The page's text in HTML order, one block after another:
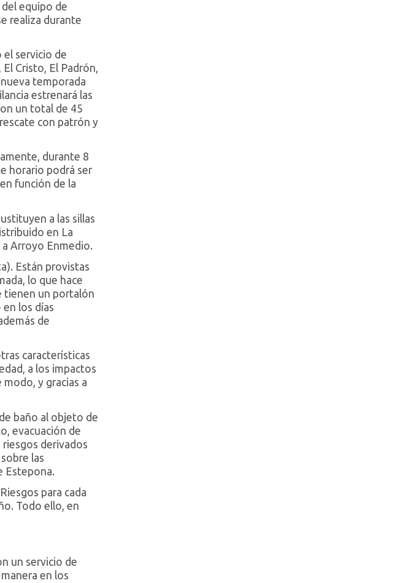
equipo de
realiza durante
el servicio de
Cristo, El Padrón,
temporada
estrenará las
un total de 45
con patrón y
durante 8
horario podrá ser
función de la
a las sillas
en La
a Arroyo Enmedio.
Están provistas
lo que hace
tienen un portalón
los días
de
características
a los impactos
y gracias a
baño al objeto de
evacuación de
derivados
las
Estepona.
para cada
Todo ello, en
un servicio de
en los